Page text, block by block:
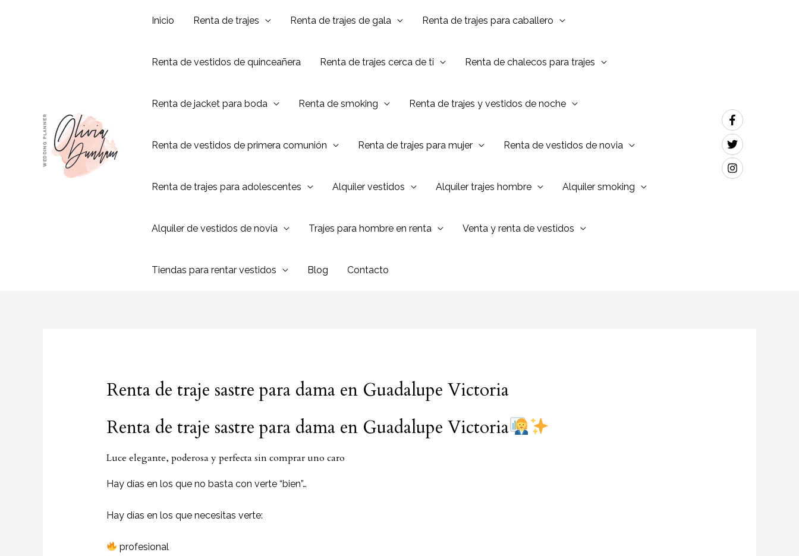
Inicio Renta de trajes Renta de trajes de gala Renta de trajes para caballero
Renta de vestidos de quinceañera Renta de trajes cerca de ti Renta de chalecos para trajes
Renta de jacket para boda Renta de smoking Renta de trajes y vestidos de noche
Renta de vestidos de primera comunión Renta de trajes para mujer Renta de vestidos de novia
Renta de trajes para adolescentes Alquiler vestidos Alquiler trajes hombre Alquiler smoking
Alquiler de vestidos de novia Trajes para hombre en renta Venta y renta de vestidos
Tiendas para rentar vestidos Blog Contacto
Renta de traje sastre para dama en Guadalupe Victoria
Renta de traje sastre para dama en Guadalupe Victoria
Luce elegante, poderosa y perfecta sin comprar uno caro
Hay días en los que no basta con verte “bien”…
Hay días en los que necesitas verte:
profesional